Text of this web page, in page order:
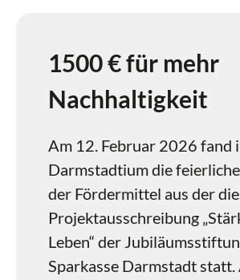
1500 € für mehr
Nachhaltigkeit
Am 12. Februar 2026 fand
Darmstadtium die
der Fördermittel aus der
Projektausschreibung
Leben“ der
Sparkasse Darmstadt statt.